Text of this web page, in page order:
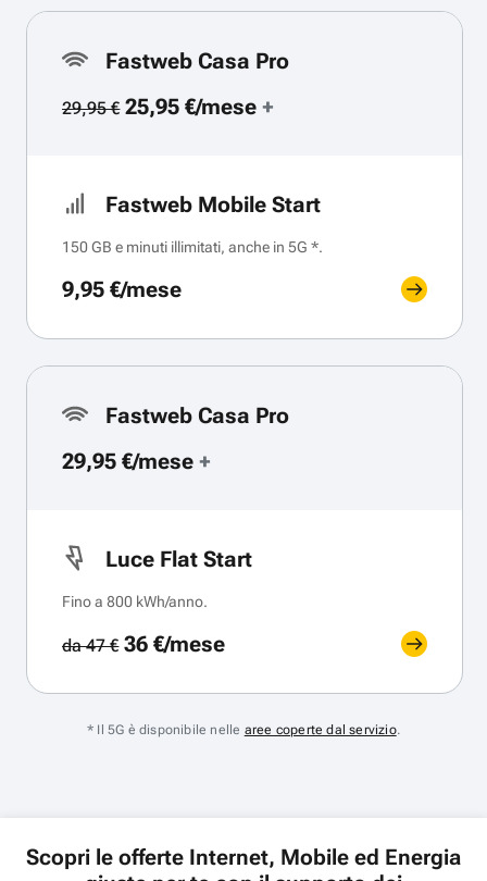
Fastweb Casa Pro
29,95 €25,95 €/mese+
Fastweb Mobile Start
150 GB e minuti illimitati, anche in 5G *.
9,95 €/mese
Fastweb Casa Pro
29,95 €/mese +
Luce Flat Start
Fino a 800 kWh/anno.
da 47 €36 €/mese
* Il 5G è disponibile nelle aree coperte dal servizio.
Scopri le offerte Internet, Mobile ed Energia